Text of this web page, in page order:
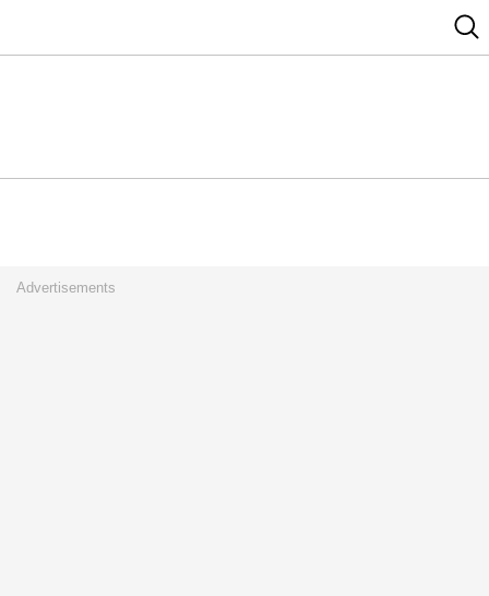
Advertisements